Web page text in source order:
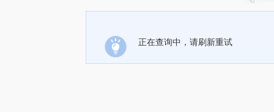
正在查询中，请刷新重试